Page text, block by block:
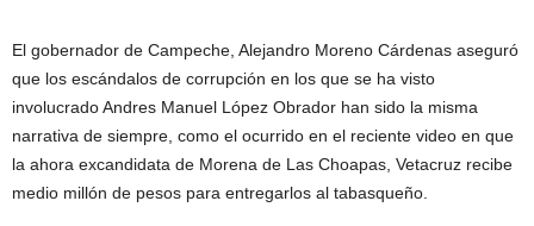
El gobernador de Campeche, Alejandro Moreno Cárdenas aseguró
que los escándalos de corrupción en los que se ha visto
involucrado Andres Manuel López Obrador han sido la misma
narrativa de siempre, como el ocurrido en el reciente video en que
la ahora excandidata de Morena de Las Choapas, Vetacruz recibe
medio millón de pesos para entregarlos al tabasqueño.